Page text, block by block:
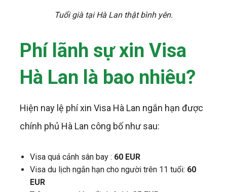
Tuổi già tại Hà Lan thật bình yên.
Phí lãnh sự xin Visa
Hà Lan là bao nhiêu?
Hiện nay lệ phí xin Visa Hà Lan ngắn hạn được
chính phủ Hà Lan công bố như sau:
Visa quá cảnh sân bay : 60 EUR
Visa du lịch ngắn hạn cho người trên 11 tuổi: 60
EUR